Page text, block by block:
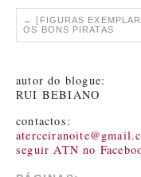
←
[FIGURAS
OS BONS PIRATAS
autor do blogue:
RUI BEBIANO
contactos:
seguir ATN no